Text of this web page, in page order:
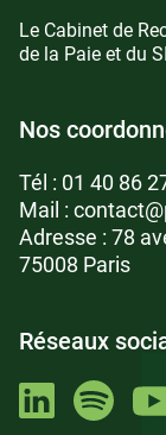
Le Cabinet de
de la Paie et du
Nos
Tél : 01 40 86
Mail :
Adresse : 78
75008 Paris
Réseaux